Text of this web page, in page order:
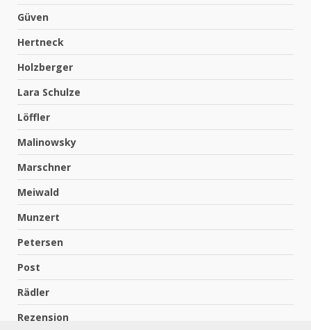
Güven
Hertneck
Holzberger
Lara Schulze
Löffler
Malinowsky
Marschner
Meiwald
Munzert
Petersen
Post
Rädler
Rezension